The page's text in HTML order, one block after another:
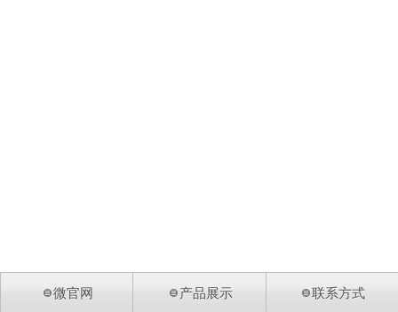
微官网 产品展示 联系方式